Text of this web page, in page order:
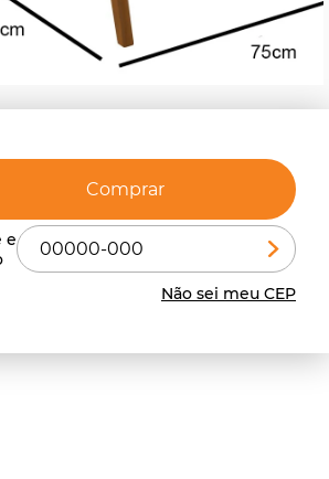
Comprar
Não sei meu CEP